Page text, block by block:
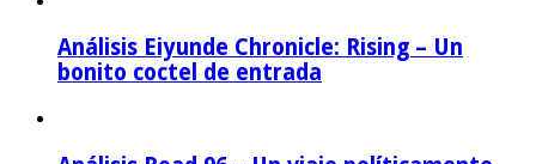
Análisis Eiyunde Chronicle: Rising – Un
bonito coctel de entrada